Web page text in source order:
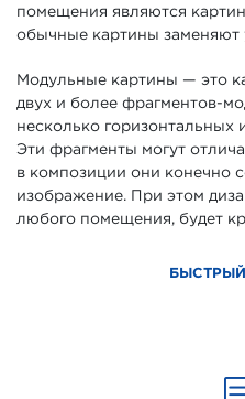
помещения являются
обычные картины заменяют
Модульные картины — это
двух и более фрагментов-
несколько горизонтальных
Эти фрагменты могут
в композиции они конечно
изображение. При этом
любого помещения, будет